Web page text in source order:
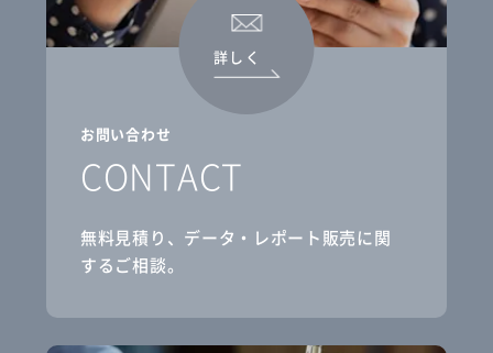
お問い合わせ
CONTACT
無料見積り、データ・レポート販売に関
するご相談。
詳しく